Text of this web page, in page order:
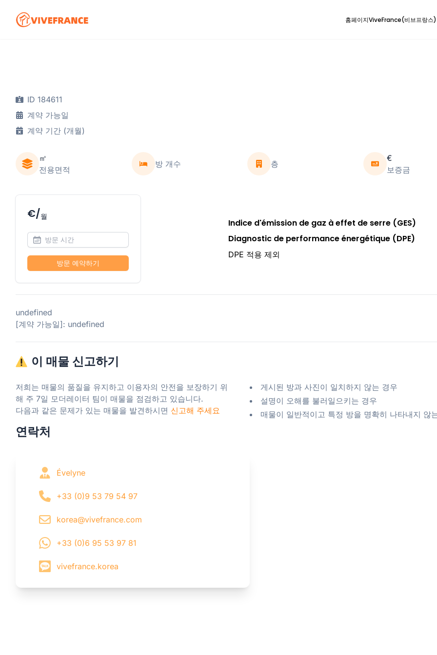
홈페이지ViveFrance(비브프랑스
ID 184611
계약 가능일
계약 기간 (개월)
㎡
전용면적
방 개수 층
€
보증금
€/월
방문 예약하기
Indice d'émission de gaz à effet de serre (GES)
Diagnostic de performance énergétique (DPE)
DPE 적용 제외
undefined
[계약 가능일]: undefined
이 매물 신고하기
저희는 매물의 품질을 유지하고 이용자의 안전을 보장하기 위
해 주 7일 모더레이터 팀이 매물을 점검하고 있습니다.
다음과 같은 문제가 있는 매물을 발견하시면 신고해 주세요
게시된 방과 사진이 일치하지 않는 경우
설명이 오해를 불러일으키는 경우
매물이 일반적이고 특정 방을 명확히 나타내지 않
연락처
Évelyne
+33 (0)9 53 79 54 97
korea@vivefrance.com
+33 (0)6 95 53 97 81
vivefrance.korea